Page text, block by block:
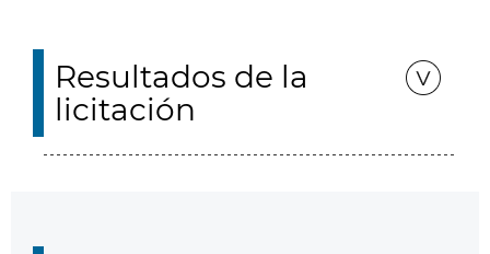
Resultados de la
licitación